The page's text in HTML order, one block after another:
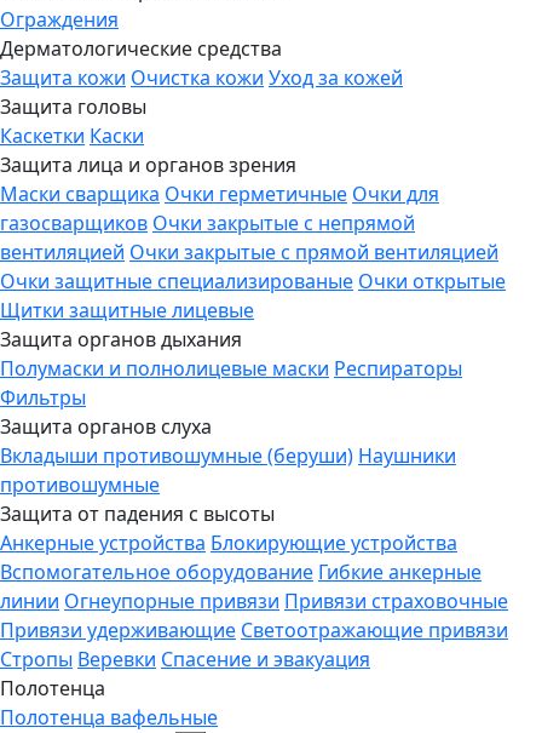
Ограждения
Дерматологические средства
Защита кожи Очистка кожи Уход за кожей
Защита головы
Каскетки Каски
Защита лица и органов зрения
Маски сварщика Очки герметичные Очки для
газосварщиков Очки закрытые с непрямой
вентиляцией Очки закрытые с прямой вентиляцией
Очки защитные специализированые Очки открытые
Щитки защитные лицевые
Защита органов дыхания
Полумаски и полнолицевые маски Респираторы
Фильтры
Защита органов слуха
Вкладыши противошумные (беруши) Наушники
противошумные
Защита от падения с высоты
Анкерные устройства Блокирующие устройства
Вспомогательное оборудование Гибкие анкерные
линии Огнеупорные привязи Привязи страховочные
Привязи удерживающие Светоотражающие привязи
Стропы Веревки Спасение и эвакуация
Полотенца
Полотенца вафельные